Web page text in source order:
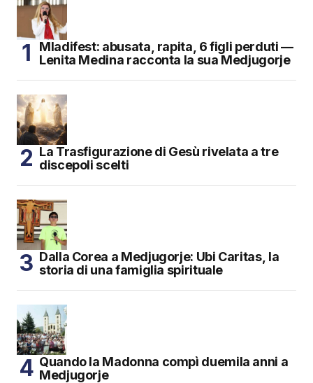
Mladifest: abusata, rapita, 6 figli perduti —
Lenita Medina racconta la sua Medjugorje
La Trasfigurazione di Gesù rivelata a tre
discepoli scelti
Dalla Corea a Medjugorje: Ubi Caritas, la
storia di una famiglia spirituale
Quando la Madonna compì duemila anni a
Medjugorje